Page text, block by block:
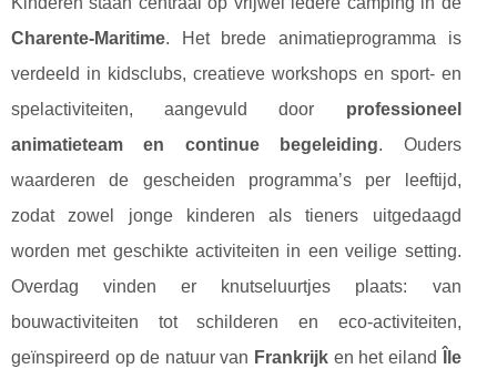
Charente-Maritime. Het brede animatieprogramma is
verdeeld in kidsclubs, creatieve workshops en sport- en
spelactiviteiten, aangevuld door professioneel
animatieteam en continue begeleiding. Ouders
waarderen de gescheiden programma’s per leeftijd,
zodat zowel jonge kinderen als tieners uitgedaagd
worden met geschikte activiteiten in een veilige setting.
Overdag vinden er knutseluurtjes plaats: van
bouwactiviteiten tot schilderen en eco-activiteiten,
geïnspireerd op de natuur van Frankrijk en het eiland
Île